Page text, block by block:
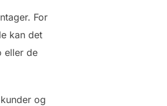
For
kan det
eller de
og